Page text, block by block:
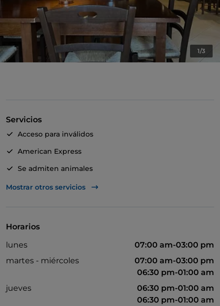
1/3
Servicios
Acceso para inválidos
American Express
Se admiten animales
Apple Pay
No fumadores
Mostrar otros servicios
Horarios
lunes
07:00 am-03:00 pm
martes - miércoles
07:00 am-03:00 pm
06:30 pm-01:00 am
jueves
06:30 pm-01:00 am
06:30 pm-01:00 am